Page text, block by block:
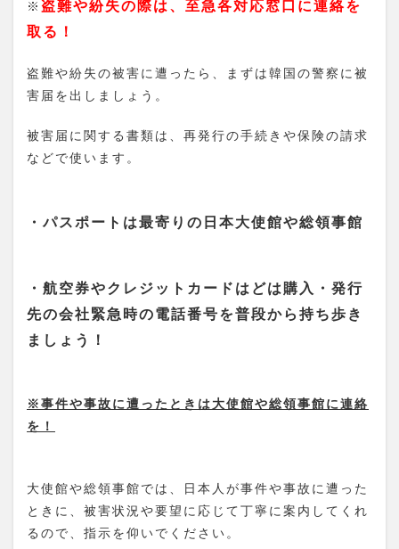
※ 盗難や紛失の際は、至急各対応窓口に連絡を
取る！
盗難や紛失の被害に遭ったら、まずは韓国の警察に被
害届を出しましょう。
被害届に関する書類は、再発行の手続きや保険の請求
などで使います。
・パスポートは最寄りの日本大使館や総領事館
・航空券やクレジットカードはどは購入・発行
先の会社緊急時の電話番号を普段から持ち歩き
ましょう！
※事件や事故に遭ったときは大使館や総領事館に連絡
を！
大使館や総領事館では、日本人が事件や事故に遭った
ときに、被害状況や要望に応じて丁寧に案内してくれ
るので、指示を仰いでください。